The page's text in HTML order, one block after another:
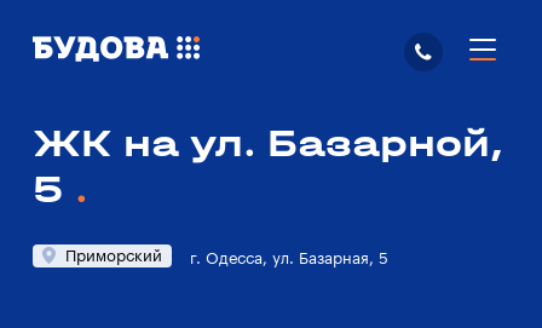
ЖК на ул. Базарной,
5
Приморский г. Одесса, ул. Базарная, 5